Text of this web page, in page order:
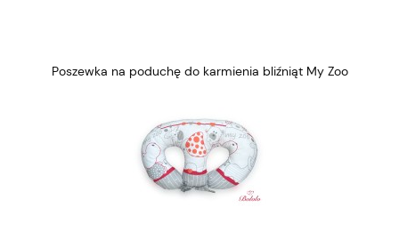
Poszewka na poduchę do karmienia bliźniąt My Zoo